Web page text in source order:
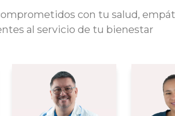
con tu salud,
al servicio de tu bienestar